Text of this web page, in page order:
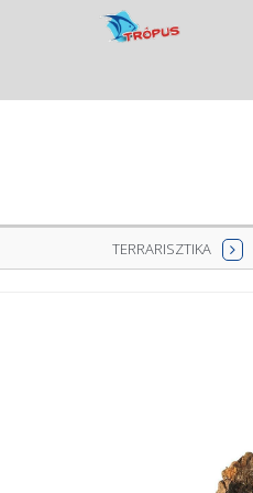
TERRARISZTIKA